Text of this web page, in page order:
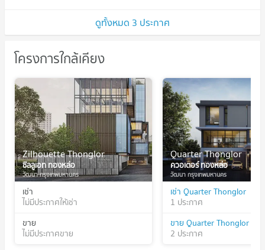
ดูทั้งหมด 3 ประกาศ
โครงการใกล้เคียง
Zilhouette Thonglor
ซิลลูเอท ทองหล่อ
วัฒนา กรุงเทพมหานคร
เช่า
ไม่มีประกาศให้เช่า
ขาย
ไม่มีประกาศขาย
Quarter Thonglor
ควอเตอร์ ทองหล่อ
วัฒนา กรุงเทพมหานคร
เช่า Quarter Thonglor
1 ประกาศ
ขาย Quarter Thonglor
2 ประกาศ